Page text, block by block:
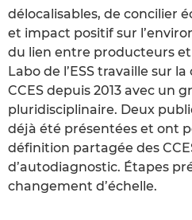
délocalisables, de concilier
et impact positif sur
du lien entre producteurs
Labo de l’ESS travaille sur
CCES depuis 2013 avec un
pluridisciplinaire. Deux
déjà été présentées et ont
définition partagée des
d’autodiagnostic. Étapes
changement d’échelle.